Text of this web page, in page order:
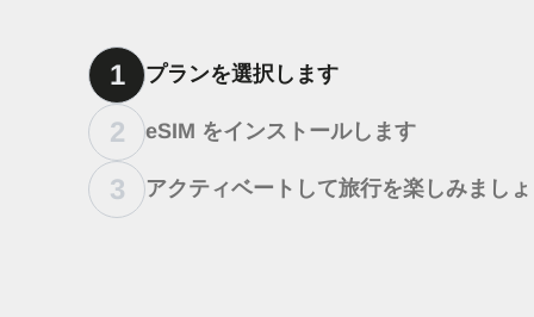
1 プランを選択します
2 eSIM をインストールします
3 アクティベートして旅行を楽しみまし